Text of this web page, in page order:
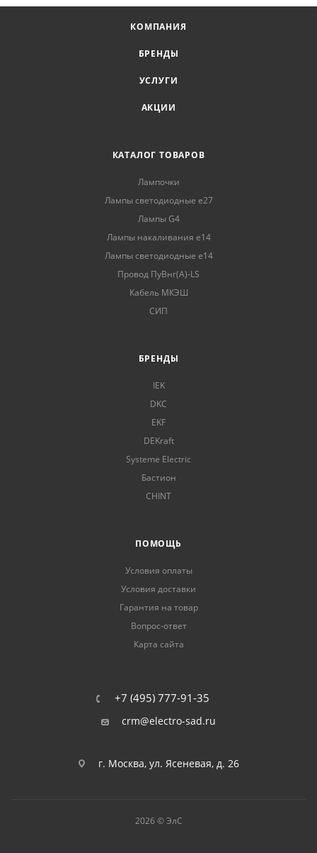
КОМПАНИЯ
БРЕНДЫ
УСЛУГИ
АКЦИИ
КАТАЛОГ ТОВАРОВ
Лампочки
Лампы светодиодные е27
Лампы G4
Лампы накаливания е14
Лампы светодиодные е14
Провод ПуВнг(А)-LS
Кабель МКЭШ
СИП
БРЕНДЫ
IEK
DKC
EKF
DEKraft
Systeme Electric
Бастион
CHINT
ПОМОЩЬ
Условия оплаты
Условия доставки
Гарантия на товар
Вопрос-ответ
Карта сайта
+7 (495) 777-91-35
crm@electro-sad.ru
г. Москва, ул. Ясеневая, д. 26
2026 © ЭлС